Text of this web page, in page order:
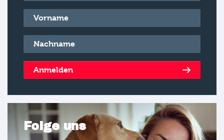
Vorname*
Nachname*
Anmelden
Folge uns